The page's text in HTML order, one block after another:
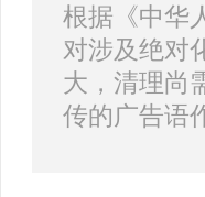
根据《中华
对涉及绝对
大，清理尚
传的广告语